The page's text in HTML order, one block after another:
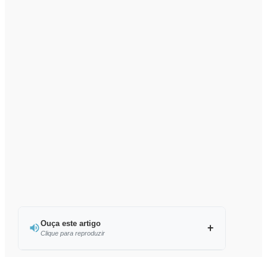
Ouça este artigo
Clique para reproduzir